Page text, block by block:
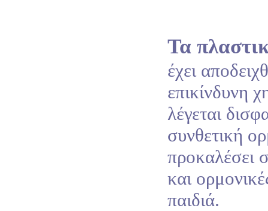
Τα
έχει
επικίνδυνη
λέγεται
συνθετική
προκαλέσει
και
παιδιά.